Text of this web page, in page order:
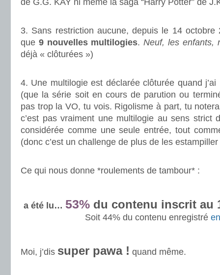
de G.G. KAY ni même la saga “Harry Potter” de
3. Sans restriction aucune, depuis le 14 octobre
que 9 nouvelles multilogies.Neuf, les enfants,
déjà « clôturées »)
4. Une multilogie est déclarée clôturée quand
(que la série soit en cours de parution ou
pas trop la VO, tu vois. Rigolisme à part, tu
c’est pas vraiment une multilogie au sens strict
considérée comme une seule entrée, tout
(donc c’est un challenge de plus de les estampiller
Ce qui nous donne *roulements de tambour* :
a été lu… 53%du contenu inscrit au
Soit 44% du contenu enregistré
Moi, j’dis super pawa ! quand même.